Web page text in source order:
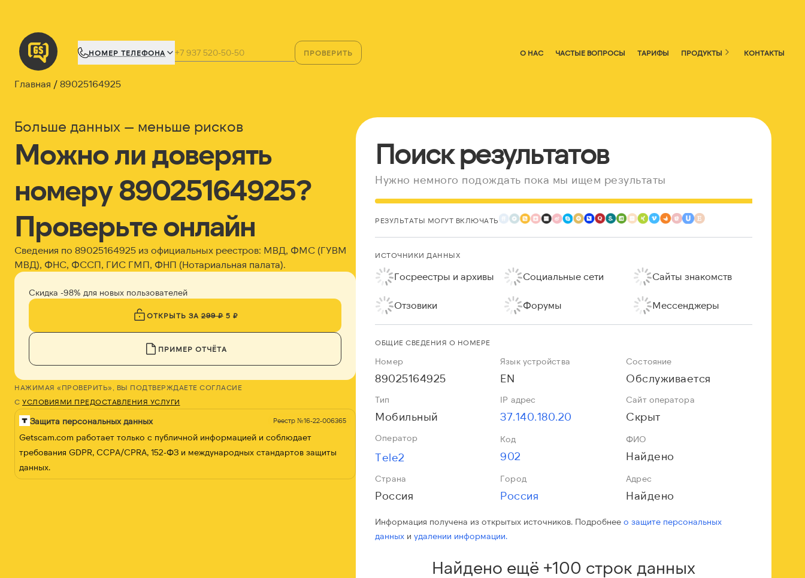
НОМЕР ТЕЛЕФОНА ПРОВЕРИТЬ О НАС ЧАСТЫЕ ВОПРОСЫ ТАРИФЫ ПРОДУКТЫ КОНТАКТЫ
Главная 89025164925
Больше данных — меньше рисков
Можно ли доверять
номеру 89025164925?
Проверьте онлайн
Сведения по 89025164925 из официальных реестров: МВД, ФМС (ГУВМ
МВД), ФНС, ФССП, ГИС ГМП, ФНП (Нотариальная палата).
Скидка -98% для новых пользователей
ОТКРЫТЬ ЗА299 ₽5 ₽
ПРИМЕР ОТЧЁТА
НАЖИМАЯ «ПРОВЕРИТЬ», ВЫ ПОДТВЕРЖДАЕТЕ СОГЛАСИЕ
С УСЛОВИЯМИ ПРЕДОСТАВЛЕНИЯ УСЛУГИ
Защита персональных данных Реестр №16-22-006365
Getscam.com работает только с публичной информацией и соблюдает
требования GDPR, CCPA/CPRA, 152-ФЗ и международных стандартов защиты
данных.
Поиск результатов
Нужно немного подождать пока мы ищем результаты
РЕЗУЛЬТАТЫ МОГУТ ВКЛЮЧАТЬ
ИСТОЧНИКИ ДАННЫХ
Госреестры и архивы Социальные сети Сайты знакомств
Отзовики Форумы Мессенджеры
ОБЩИЕ СВЕДЕНИЯ О НОМЕРЕ
Номер
89025164925
Язык устройства
EN
Состояние
Обслуживается
Тип
Мобильный
IP адрес
37.140.180.20
Сайт оператора
Скрыт
Оператор
Tele2
Код
902
ФИО
Найдено
Страна
Россия
Город
Россия
Адрес
Найдено
Информация получена из открытых источников. Подробнеео защите персональных
данных иудалении информации.
Найдено ещё +100 строк данных